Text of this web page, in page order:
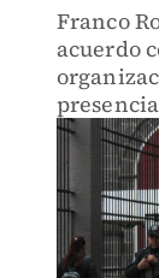
Franco
acuerdo
del